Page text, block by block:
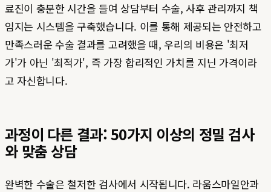
료진이 충분한 시간을 들여 상담부터 수술, 사후 관리까지 책
임지는 시스템을 구축했습니다. 이를 통해 제공되는 안전하고
만족스러운 수술 결과를 고려했을 때, 우리의 비용은 '최저
가'가 아닌 '최적가', 즉 가장 합리적인 가치를 지닌 가격이라
고 자신합니다.
과정이 다른 결과: 50가지 이상의 정밀 검사
와 맞춤 상담
완벽한 수술은 철저한 검사에서 시작됩니다. 라움스마일안과